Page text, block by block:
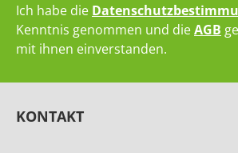
Ich habe die
Kenntnis genommen und dieAGB
mit ihnen einverstanden.
KONTAKT